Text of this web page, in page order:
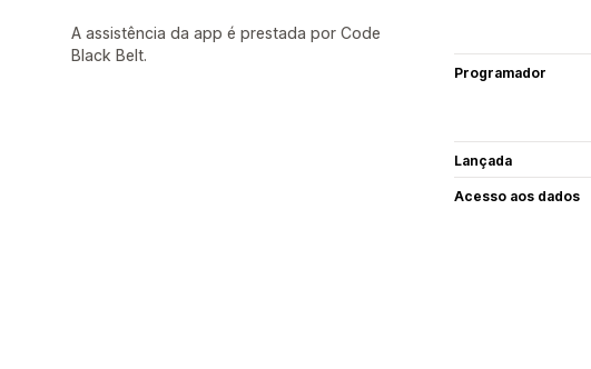
A assistência da app é prestada por Code
Black Belt.
Programador
Lançada
Acesso aos dados